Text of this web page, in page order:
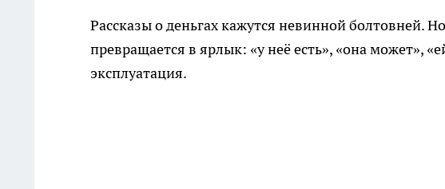
Рассказы о деньгах кажутся невинной болтовней.
превращается в ярлык: «у неё есть», «она может»,
эксплуатация.